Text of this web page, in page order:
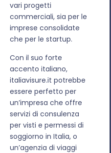
vari progetti
commerciali, sia per le
imprese consolidate
che per le startup.
Con il suo forte
accento italiano,
italiavisure.it potrebbe
essere perfetto per
un’impresa che offre
servizi di consulenza
per visti e permessi di
soggiorno in Italia, o
un’agenzia di viaggi